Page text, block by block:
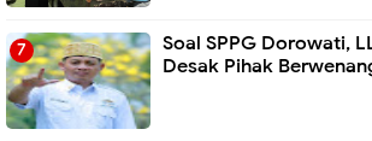
Soal SPPG Dorowati,
Desak Pihak